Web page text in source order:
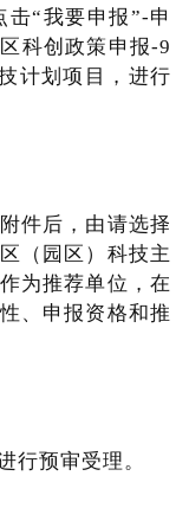
“我要申报”-申
科创政策申报-9
计划项目，进行
件后，由请选择
（园区）科技主
为推荐单位，在
、申报资格和推
行预审受理。